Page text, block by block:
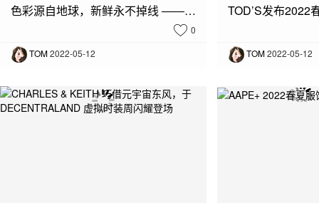
色彩源自地球，新鲜永不掉线 ――Levi’s&#174; Fresh系列鲜活登场
0
TOM2022-05-12 TOM2022-05-12